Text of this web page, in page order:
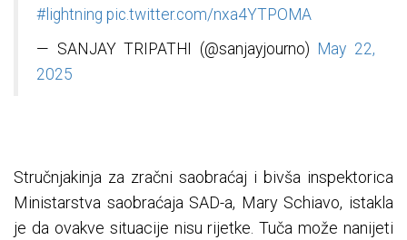
#lightning pic.twitter.com/nxa4YTPOMA
— SANJAY TRIPATHI (@sanjayjourno) May 22,
2025
Stručnjakinja za zračni saobraćaj i bivša inspektorica
Ministarstva saobraćaja SAD-a, Mary Schiavo, istakla
je da ovakve situacije nisu rijetke. Tuča može nanijeti